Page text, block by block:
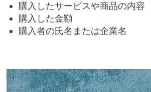
購入したサービスや商品の内容
購入した金額
購入者の氏名または企業名